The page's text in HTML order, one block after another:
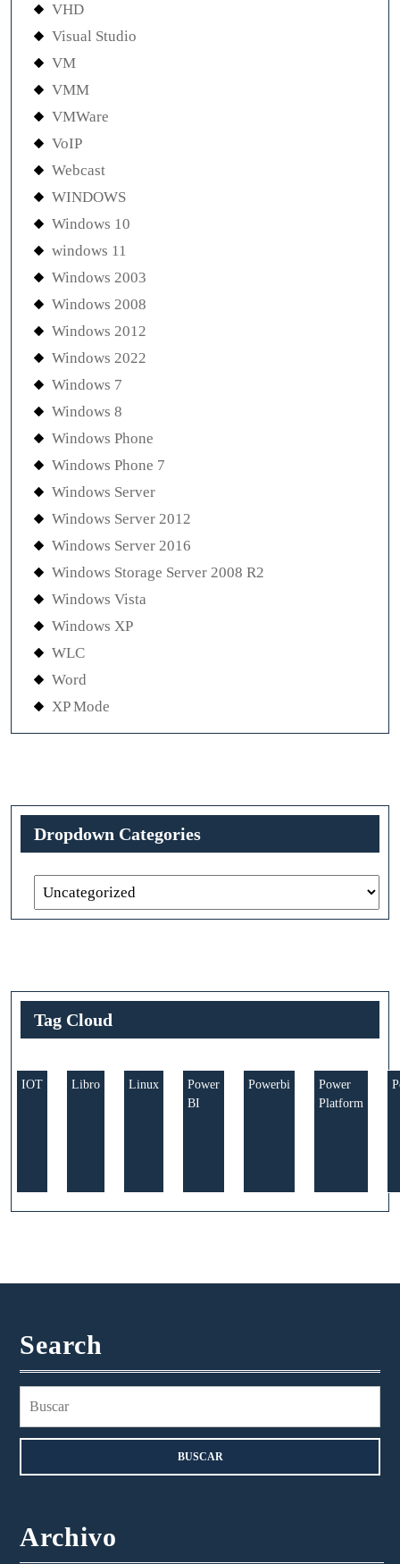
VHD
Visual Studio
VM
VMM
VMWare
VoIP
Webcast
WINDOWS
Windows 10
windows 11
Windows 2003
Windows 2008
Windows 2012
Windows 2022
Windows 7
Windows 8
Windows Phone
Windows Phone 7
Windows Server
Windows Server 2012
Windows Server 2016
Windows Storage Server 2008 R2
Windows Vista
Windows XP
WLC
Word
XP Mode
Dropdown Categories
Tag Cloud
IOT Libro Linux
Power
BI
Powerbi
Power
Platform
Search
Archivo